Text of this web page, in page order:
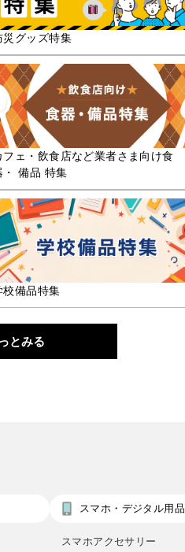
災グッズ特集
フェ・飲食店など業者さま向け食
・ 備品 特集
校備品特集
とみる
スマホ・デジタル用品
スマホアクセサリー